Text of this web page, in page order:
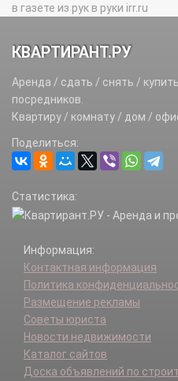
Сестрорецк г.
в газете из рук в руки irr.ru
КВАРТИРАНТ.РУ
Аренда / сдать / снять /
посредников.
Квартиру / комнату / дом /
Поделиться:
Статистика:
Информация:
Контактная информация
Политика
Размещение рекламы
Советы юриста
Новости недвижимости
Каталог сайтов
Доска объявлений по